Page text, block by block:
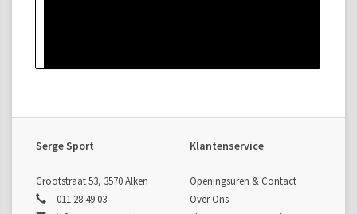
Serge Sport
Grootstraat 53, 3570 Alken
011 28 49 03
Klantenservice
Openingsuren & Contact
Over Ons